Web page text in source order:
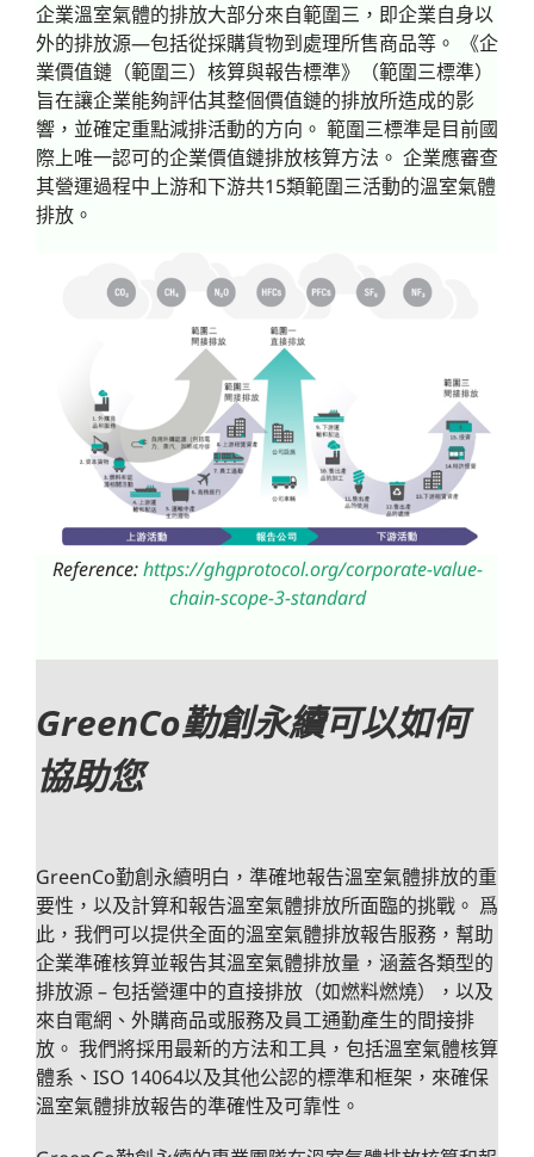
企業溫室氣體的排放大部分來自範圍三，即企業自身以
外的排放源—包括從採購貨物到處理所售商品等。 《企
業價值鏈（範圍三）核算與報告標準》（範圍三標準）
旨在讓企業能夠評估其整個價值鏈的排放所造成的影
響，並確定重點減排活動的方向。 範圍三標準是目前國
際上唯一認可的企業價值鏈排放核算方法。 企業應審查
其營運過程中上游和下游共15類範圍三活動的溫室氣體
排放。
Reference:https://ghgprotocol.org/corporate-value-
chain-scope-3-standard
GreenCo勤創永續可以如何
協助您
GreenCo勤創永續明白，準確地報告溫室氣體排放的重
要性，以及計算和報告溫室氣體排放所面臨的挑戰。 爲
此，我們可以提供全面的溫室氣體排放報告服務，幫助
企業準確核算並報告其溫室氣體排放量，涵蓋各類型的
排放源 – 包括營運中的直接排放（如燃料燃燒），以及
來自電網、外購商品或服務及員工通勤產生的間接排
放。 我們將採用最新的方法和工具，包括溫室氣體核算
體系、ISO 14064以及其他公認的標準和框架，來確保
溫室氣體排放報告的準確性及可靠性。